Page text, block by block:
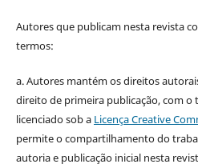
Autores que publicam nesta revista
termos:
a. Autores mantém os direitos
direito de primeira publicação, com
licenciado sob a Licença Creative
permite o compartilhamento do
autoria e publicação inicial nesta